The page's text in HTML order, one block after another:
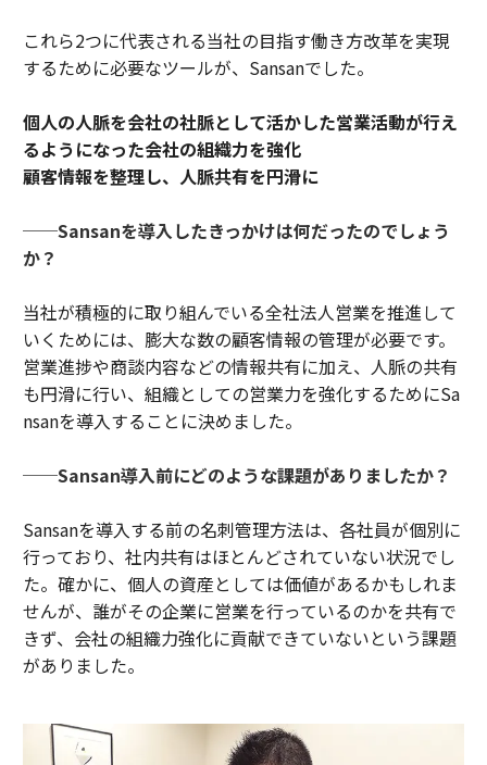
これら2つに代表される当社の目指す働き方改革を実現
するために必要なツールが、Sansanでした。
個人の人脈を会社の社脈として活かした営業活動が行え
るようになった会社の組織力を強化
顧客情報を整理し、人脈共有を円滑に
──Sansanを導入したきっかけは何だったのでしょう
か？
当社が積極的に取り組んでいる全社法人営業を推進して
いくためには、膨大な数の顧客情報の管理が必要です。
営業進捗や商談内容などの情報共有に加え、人脈の共有
も円滑に行い、組織としての営業力を強化するためにSa
nsanを導入することに決めました。
──Sansan導入前にどのような課題がありましたか？
Sansanを導入する前の名刺管理方法は、各社員が個別に
行っており、社内共有はほとんどされていない状況でし
た。確かに、個人の資産としては価値があるかもしれま
せんが、誰がその企業に営業を行っているのかを共有で
きず、会社の組織力強化に貢献できていないという課題
がありました。